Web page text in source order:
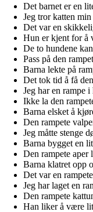
Det barnet er en
Jeg tror katten
Det var en
Hun er kjent for å
De to hundene
Pass på den
Barna lekte på
Det tok tid å få
Jeg har en rampe
Ikke la den
Barna elsket å
Den rampete
Jeg måtte stenge
Barna bygget en
Den rampete aper
Barna klatret opp
Det var en
Jeg har laget en
Den rampete
Han liker å være